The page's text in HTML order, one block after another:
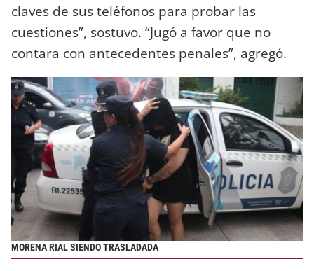
claves de sus teléfonos para probar las
cuestiones”, sostuvo. “Jugó a favor que no
contara con antecedentes penales”, agregó.
MORENA RIAL SIENDO TRASLADADA